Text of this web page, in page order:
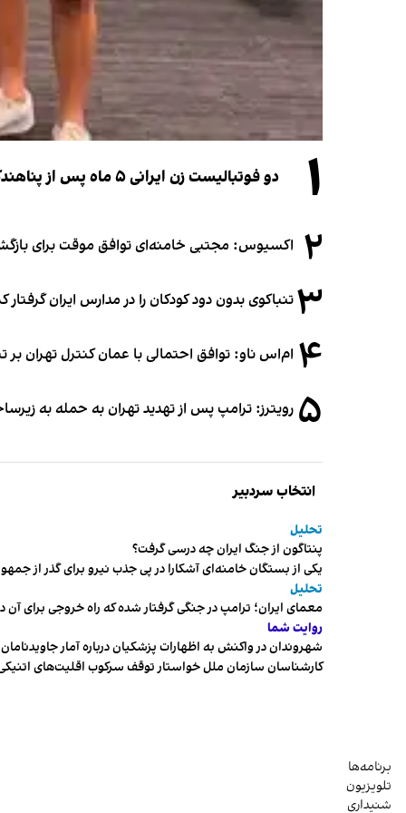
۱ دو فوتبالیست زن ایرانی ۵ ماه پس از پناهندگی، شهروند استرالیا شدند
۲ اکسیوس: مجتبی خامنه‌ای توافق موقت برای
۳تنباکوی بدون دود کودکان را در مدارس ایران
۴ ام‌اس ناو: توافق احتمالی با عمان کنترل تهران
۵ رویترز: ترامپ پس از تهدید تهران به حمله به
انتخاب سردبیر
تحلیل
پنتاگون از جنگ ایران چه درسی گرفت؟
یکی از بستگان خامنه‌ای آشکارا در پی جذب نیرو برای گذر از
تحلیل
معمای ایران؛ ترامپ در جنگی گرفتار شده که راه خروجی برای
روایت شما
شهروندان در واکنش به اظهارات پزشکیان درباره آمار
کارشناسان سازمان ملل خواستار توقف سرکوب اقلیت‌های
برنامه‌ها
تلویزیون
شنیداری